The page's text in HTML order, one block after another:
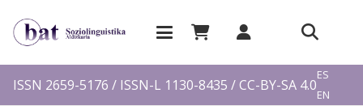
ISSN 2659-5176 / ISSN-L 1130-8435 / CC-BY-SA 4.0
ES
EN